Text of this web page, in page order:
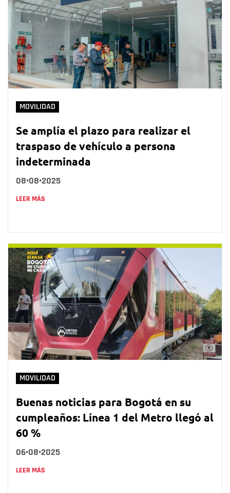
MOVILIDAD
Se amplía el plazo para realizar el
traspaso de vehículo a persona
indeterminada
08•08•2025
LEER MÁS
MOVILIDAD
Buenas noticias para Bogotá en su
cumpleaños: Línea 1 del Metro llegó al
60 %
06•08•2025
LEER MÁS